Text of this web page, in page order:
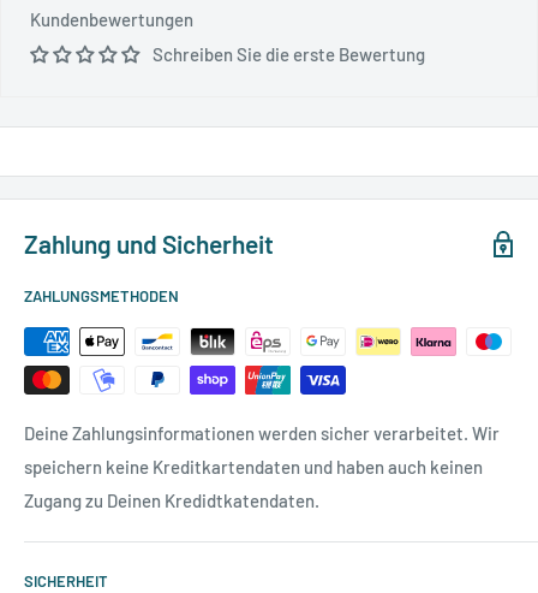
Kundenbewertungen
Schreiben Sie die erste Bewertung
Zahlung und Sicherheit
ZAHLUNGSMETHODEN
Deine Zahlungsinformationen werden sicher verarbeitet. Wir
speichern keine Kreditkartendaten und haben auch keinen
Zugang zu Deinen Kredidtkatendaten.
SICHERHEIT